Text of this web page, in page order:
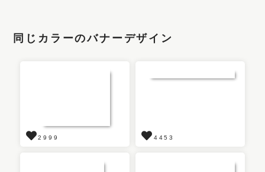
同じカラーのバナーデザイン
2999 4453